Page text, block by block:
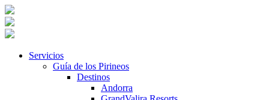
Servicios
Guía de los Pirineos
Destinos
Andorra